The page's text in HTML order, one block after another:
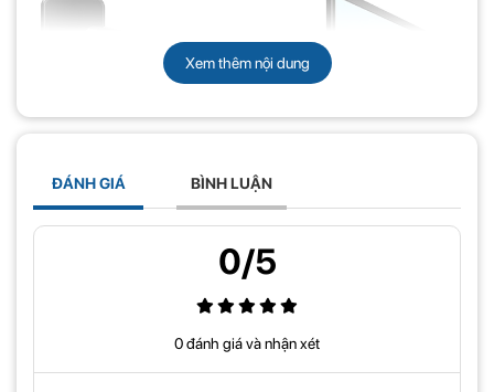
Tính năng nổi bật của Giá Treo Màn Hình Máy
Tính NB F425 24 – 35 Inch:
+Giá đỡ màn hình máy tính NB F425được thiết kế tối ưu cho
Xem thêm nội dung
ĐÁNH GIÁ BÌNH LUẬN
0/5
0 đánh giá và nhận xét